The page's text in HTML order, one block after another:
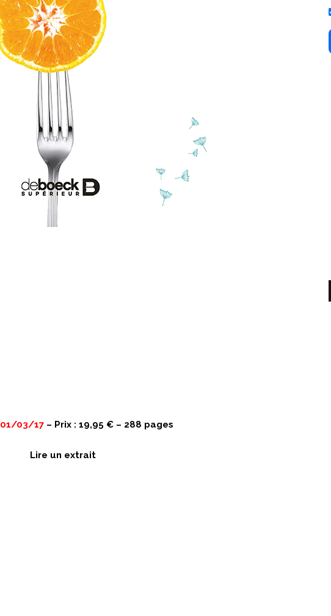
01/03/17 – Prix : 19,95 € – 288 pages
Lire un extrait